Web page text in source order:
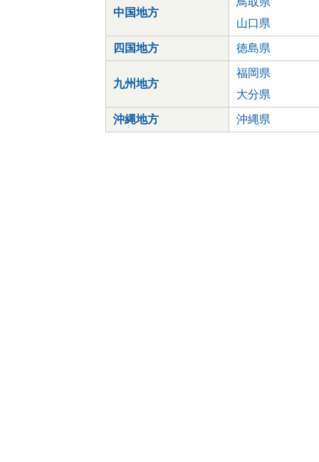
中国地方
山口県
四国地方 徳島県
九州地方
福岡県
大分県
沖縄地方 沖縄県